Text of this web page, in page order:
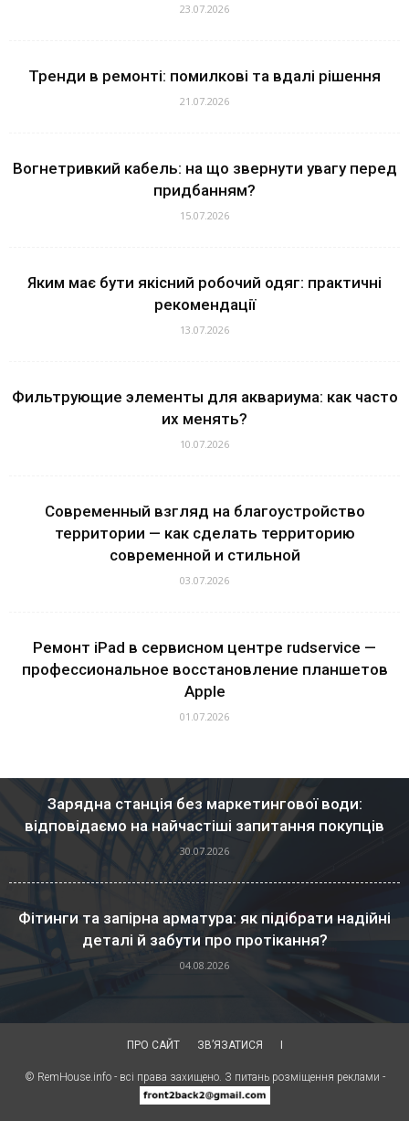
23.07.2026
Тренди в ремонті: помилкові та вдалі рішення
21.07.2026
Вогнетривкий кабель: на що звернути увагу перед
придбанням?
15.07.2026
Яким має бути якісний робочий одяг: практичні
рекомендації
13.07.2026
Фильтрующие элементы для аквариума: как часто
их менять?
10.07.2026
Современный взгляд на благоустройство
территории — как сделать территорию
современной и стильной
03.07.2026
Ремонт iPad в сервисном центре rudservice —
профессиональное восстановление планшетов
Apple
01.07.2026
Зарядна станція без маркетингової води:
відповідаємо на найчастіші запитання покупців
30.07.2026
Фітинги та запірна арматура: як підібрати надійні
деталі й забути про протікання?
04.08.2026
ПРО САЙТ ЗВ’ЯЗАТИСЯ I
© RemHouse.info - всі права захищено. З питань розміщення реклами -